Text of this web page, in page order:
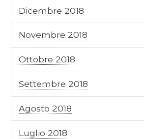
Dicembre 2018
Novembre 2018
Ottobre 2018
Settembre 2018
Agosto 2018
Luglio 2018